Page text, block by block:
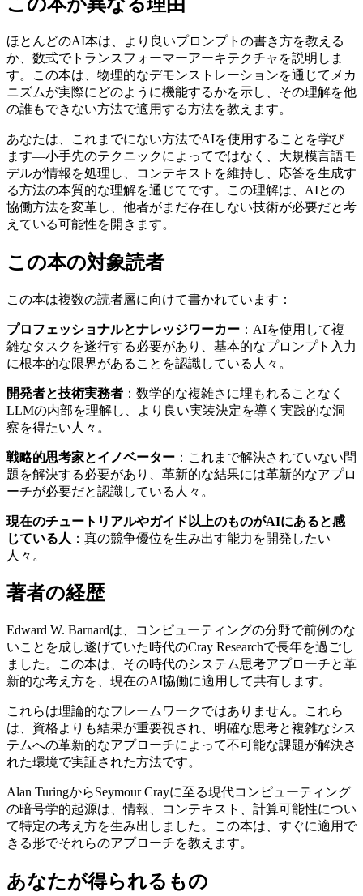
ほとんどのAI本は、より良いプロンプトの書き方を教える
か、数式でトランスフォーマーアーキテクチャを説明しま
す。この本は、物理的なデモンストレーションを通じてメカ
ニズムが実際にどのように機能するかを示し、その理解を他
の誰もできない方法で適用する方法を教えます。
あなたは、これまでにない方法でAIを使用することを学び
ます—小手先のテクニックによってではなく、大規模言語モ
デルが情報を処理し、コンテキストを維持し、応答を生成す
る方法の本質的な理解を通じてです。この理解は、AIとの
協働方法を変革し、他者がまだ存在しない技術が必要だと考
えている可能性を開きます。
この本の対象読者
この本は複数の読者層に向けて書かれています：
プロフェッショナルとナレッジワーカー ：AIを使用して複
雑なタスクを遂行する必要があり、基本的なプロンプト入力
に根本的な限界があることを認識している人々。
開発者と技術実務者 ：数学的な複雑さに埋もれることなく
LLMの内部を理解し、より良い実装決定を導く実践的な洞
察を得たい人々。
戦略的思考家とイノベーター ：これまで解決されていない問
題を解決する必要があり、革新的な結果には革新的なアプロ
ーチが必要だと認識している人々。
現在のチュートリアルやガイド以上のものがAIにあると感
じている人 ：真の競争優位を生み出す能力を開発したい
人々。
著者の経歴
Edward W. Barnardは、コンピューティングの分野で前例のな
いことを成し遂げていた時代のCray Researchで長年を過ごし
ました。この本は、その時代のシステム思考アプローチと革
新的な考え方を、現在のAI協働に適用して共有します。
これらは理論的なフレームワークではありません。これら
は、資格よりも結果が重要視され、明確な思考と複雑なシス
テムへの革新的なアプローチによって不可能な課題が解決さ
れた環境で実証された方法です。
Alan TuringからSeymour Crayに至る現代コンピューティング
の暗号学的起源は、情報、コンテキスト、計算可能性につい
て特定の考え方を生み出しました。この本は、すぐに適用で
きる形でそれらのアプローチを教えます。
あなたが得られるもの